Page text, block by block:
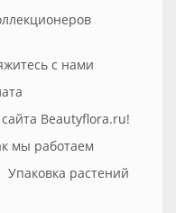
с нами
Beautyflora.ru!
мы работаем
Упаковка растений